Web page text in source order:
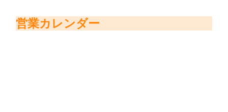
営業カレンダー